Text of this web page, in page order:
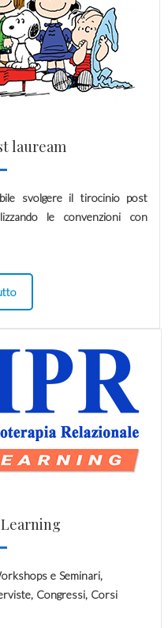
lauream
svolgere il tirocinio post
le convenzioni con
e Seminari,
Congressi, Corsi